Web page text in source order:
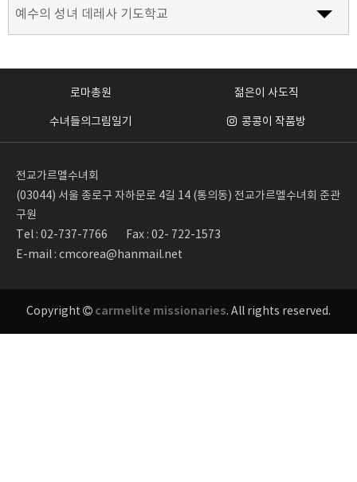
예수의 성녀 데레사 기도학교
로마총원 젊은이 사도직
수녀들의그림일기 콩콩이 작품방
전교가르멜수녀회
(03044) 서울 종로구 자하문로 4길 14 (통의동) 전교가르멜수녀회 준관
구원
Tel : 02-737-7766
Fax : 02- 722-1573
E-mail : cmcorea@hanmail.net
Copyright carmelite missionaries. All rights reserved.